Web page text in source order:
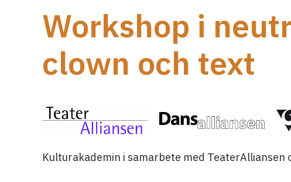
Workshop i
clown och text
Kulturakademin i samarbete med TeaterAlliansen